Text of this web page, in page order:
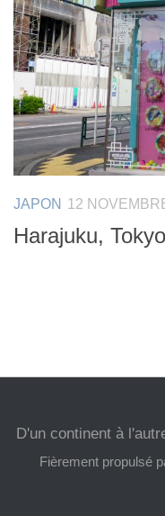
JAPON 12
Harajuku,
D'un continent à
Fièrement propulsé